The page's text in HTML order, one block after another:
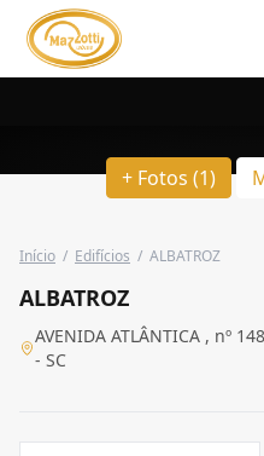
+ Fotos (1)
Início / Edifícios / ALBATROZ
ALBATROZ
AVENIDA ATLÂNTICA , nº
- SC